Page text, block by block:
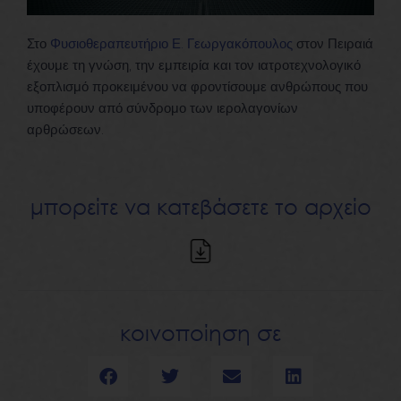
Στο Φυσιοθεραπευτήριο Ε. Γεωργακόπουλος στον Πειραιά
έχουμε τη γνώση, την εμπειρία και τον ιατροτεχνολογικό
εξοπλισμό προκειμένου να φροντίσουμε ανθρώπους που
υποφέρουν από σύνδρομο των ιερολαγονίων
αρθρώσεων.
μπορείτε να κατεβάσετε το αρχείο
κοινοποίηση σε